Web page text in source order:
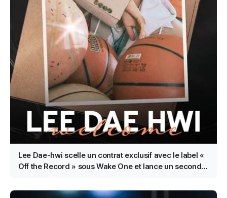
Lee Dae-hwi scelle un contrat exclusif avec le label «
Off the Record » sous Wake One et lance un second